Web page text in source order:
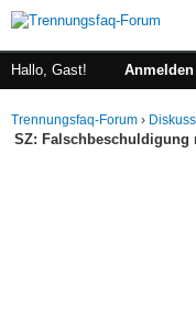
Hallo, Gast! Anmelden
Trennungsfaq-Forum ›
SZ: Falschbeschuldigung